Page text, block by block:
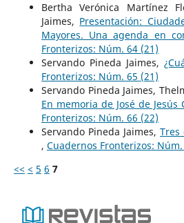
Bertha Verónica Martínez
Jaimes, Presentación:
Mayores. Una agenda en
Fronterizos: Núm. 64 (21)
Servando Pineda Jaimes,
Fronterizos: Núm. 65 (21)
Servando Pineda Jaimes,
En memoria de José de Jesús
Fronterizos: Núm. 66 (22)
Servando Pineda Jaimes, Tres
, Cuadernos Fronterizos: Núm.
<< < 5 6 7